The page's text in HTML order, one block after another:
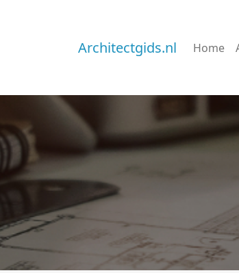
Architectgids.nl Home